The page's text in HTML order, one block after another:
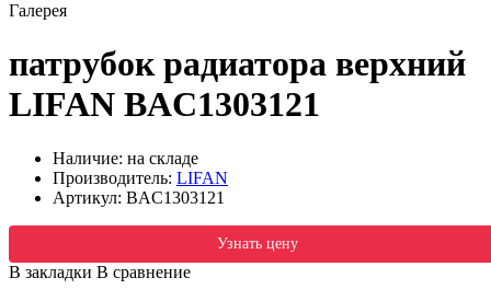
Галерея
патрубок радиатора верхний
LIFAN BAC1303121
Наличие: на складе
Производитель: LIFAN
Артикул: BAC1303121
Узнать цену
В закладки В сравнение